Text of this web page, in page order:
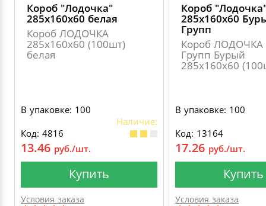
Короб "Лодочка"
285х160х60 белая
Короб ЛОДОЧКА
285х160х60 (100шт)
белая
В упаковке: 100
Наличие:
Код: 4816
13.46 руб./шт.
Купить
Условия заказа
Короб
285х160х60
Групп
Короб ЛОДОЧКА
Групп Бурый
285х160х60
В упаковке: 100
Код: 13164
17.26 руб./шт.
Купить
Условия заказа